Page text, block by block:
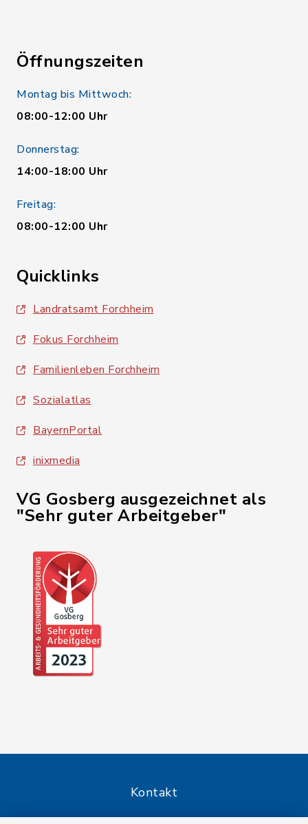
Öffnungszeiten
Montag bis Mittwoch:
08:00-12:00 Uhr
Donnerstag:
14:00-18:00 Uhr
Freitag:
08:00-12:00 Uhr
Quicklinks
Landratsamt Forchheim
Fokus Forchheim
Familienleben Forchheim
Sozialatlas
BayernPortal
inixmedia
VG Gosberg ausgezeichnet als
"Sehr guter Arbeitgeber"
Kontakt